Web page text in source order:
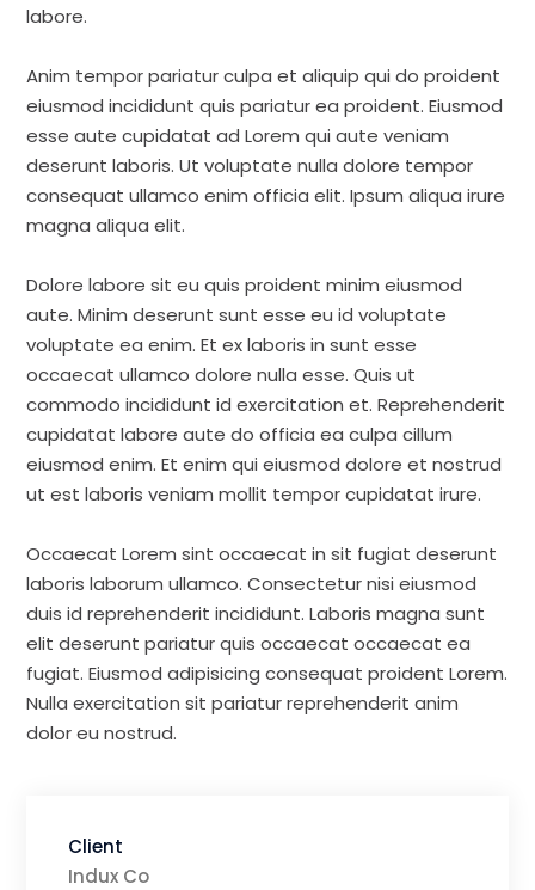
labore.
Anim tempor pariatur culpa et aliquip qui do proident
eiusmod incididunt quis pariatur ea proident. Eiusmod
esse aute cupidatat ad Lorem qui aute veniam
deserunt laboris. Ut voluptate nulla dolore tempor
consequat ullamco enim officia elit. Ipsum aliqua irure
magna aliqua elit.
Dolore labore sit eu quis proident minim eiusmod
aute. Minim deserunt sunt esse eu id voluptate
voluptate ea enim. Et ex laboris in sunt esse
occaecat ullamco dolore nulla esse. Quis ut
commodo incididunt id exercitation et. Reprehenderit
cupidatat labore aute do officia ea culpa cillum
eiusmod enim. Et enim qui eiusmod dolore et nostrud
ut est laboris veniam mollit tempor cupidatat irure.
Occaecat Lorem sint occaecat in sit fugiat deserunt
laboris laborum ullamco. Consectetur nisi eiusmod
duis id reprehenderit incididunt. Laboris magna sunt
elit deserunt pariatur quis occaecat occaecat ea
fugiat. Eiusmod adipisicing consequat proident Lorem.
Nulla exercitation sit pariatur reprehenderit anim
dolor eu nostrud.
Client
Indux Co